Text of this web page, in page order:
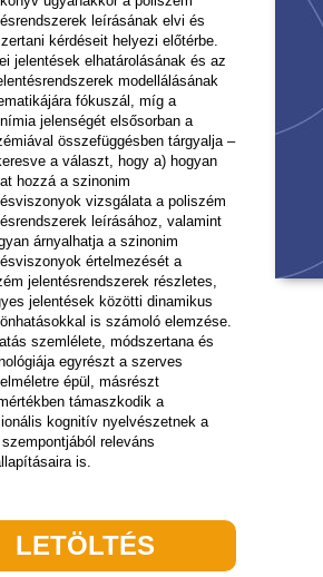
leírásának elvi és
kérdéseit helyezi előtérbe.
jelentések elhatárolásának és az
modellálásának
fókuszál, míg a
jelenségét elsősorban a
összefüggésben tárgyalja –
a választ, hogy a) hogyan
hozzá a szinonim
vizsgálata a poliszém
leírásához, valamint
árnyalhatja a szinonim
értelmezését a
jelentésrendszerek részletes,
jelentések közötti dinamikus
is számoló elemzése.
szemlélete, módszertana és
egyrészt a szerves
épül, másrészt
támaszkodik a
kognitív nyelvészetnek a
releváns
is.
LETÖLTÉS